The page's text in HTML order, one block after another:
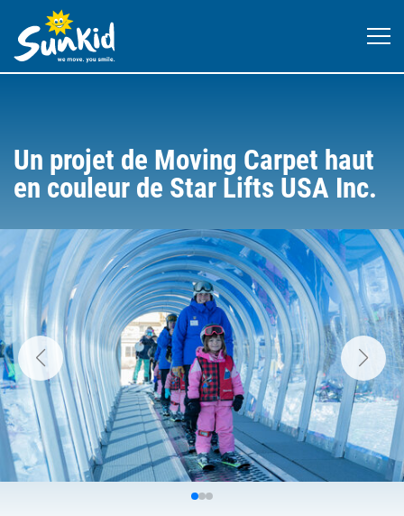
Un projet de Moving Carpet haut
en couleur de Star Lifts USA Inc.